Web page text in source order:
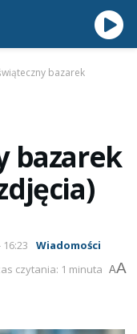
bazarek
bazarek
Wiadomości
czytania: 1 minuta AA